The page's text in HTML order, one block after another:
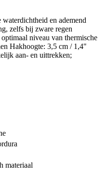
en ademend
zelfs bij zware regen
niveau van thermische
Hakhoogte: 3,5 cm / 1,4"
aan- en uittrekken;
materiaal